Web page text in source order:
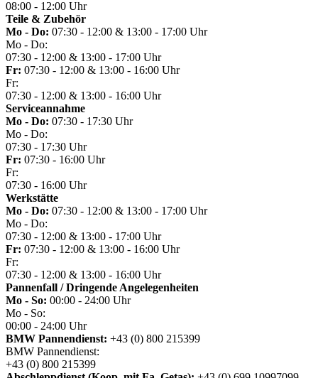
08:00 - 12:00 Uhr
Teile & Zubehör
Mo - Do: 07:30 - 12:00 & 13:00 - 17:00 Uhr
Mo - Do:
07:30 - 12:00 & 13:00 - 17:00 Uhr
Fr: 07:30 - 12:00 & 13:00 - 16:00 Uhr
Fr:
07:30 - 12:00 & 13:00 - 16:00 Uhr
Serviceannahme
Mo - Do: 07:30 - 17:30 Uhr
Mo - Do:
07:30 - 17:30 Uhr
Fr: 07:30 - 16:00 Uhr
Fr:
07:30 - 16:00 Uhr
Werkstätte
Mo - Do: 07:30 - 12:00 & 13:00 - 17:00 Uhr
Mo - Do:
07:30 - 12:00 & 13:00 - 17:00 Uhr
Fr: 07:30 - 12:00 & 13:00 - 16:00 Uhr
Fr:
07:30 - 12:00 & 13:00 - 16:00 Uhr
Pannenfall / Dringende Angelegenheiten
Mo - So: 00:00 - 24:00 Uhr
Mo - So:
00:00 - 24:00 Uhr
BMW Pannendienst: +43 (0) 800 215399
BMW Pannendienst:
+43 (0) 800 215399